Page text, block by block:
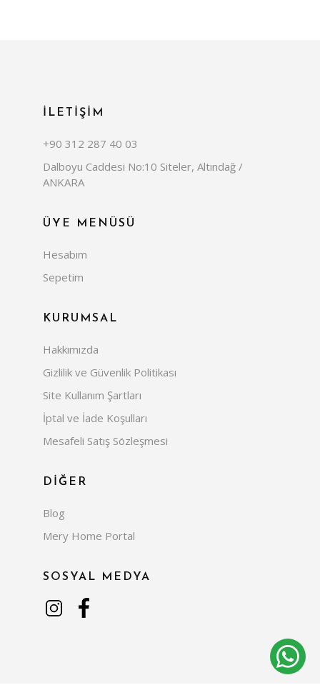
İLETİŞİM
+90 312 287 40 03
Dalboyu Caddesi No:10 Siteler, Altındağ /
ANKARA
ÜYE MENÜSÜ
Hesabım
Sepetim
KURUMSAL
Hakkımızda
Gizlilik ve Güvenlik Politikası
Site Kullanım Şartları
İptal ve İade Koşulları
Mesafeli Satış Sözleşmesi
DİĞER
Blog
Mery Home Portal
SOSYAL MEDYA